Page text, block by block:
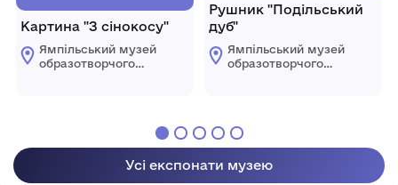
Картина "З сінокосу"
Ямпільський музей
образотворчого
Рушник "Подільський
дуб"
Ямпільський музей
образотворчого
Усі експонати музею